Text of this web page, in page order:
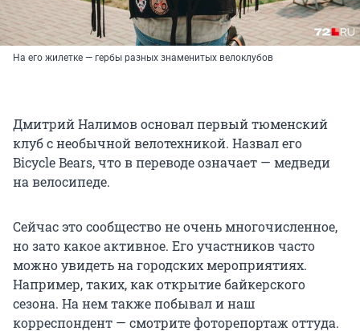
На его жилетке — гербы разных знаменитых велоклубов
Дмитрий Налимов основал первый тюменский
клуб с необычной велотехникой. Назвал его
Bicycle Bears, что в переводе означает — медведи
на велосипеде.
Сейчас это сообщество не очень многочисленное,
но зато какое активное. Его участников часто
можно увидеть на городских мероприятиях.
Например, таких, как открытие байкерского
сезона. На нем также побывал и наш
корреспондент — смотрите фоторепортаж оттуда.